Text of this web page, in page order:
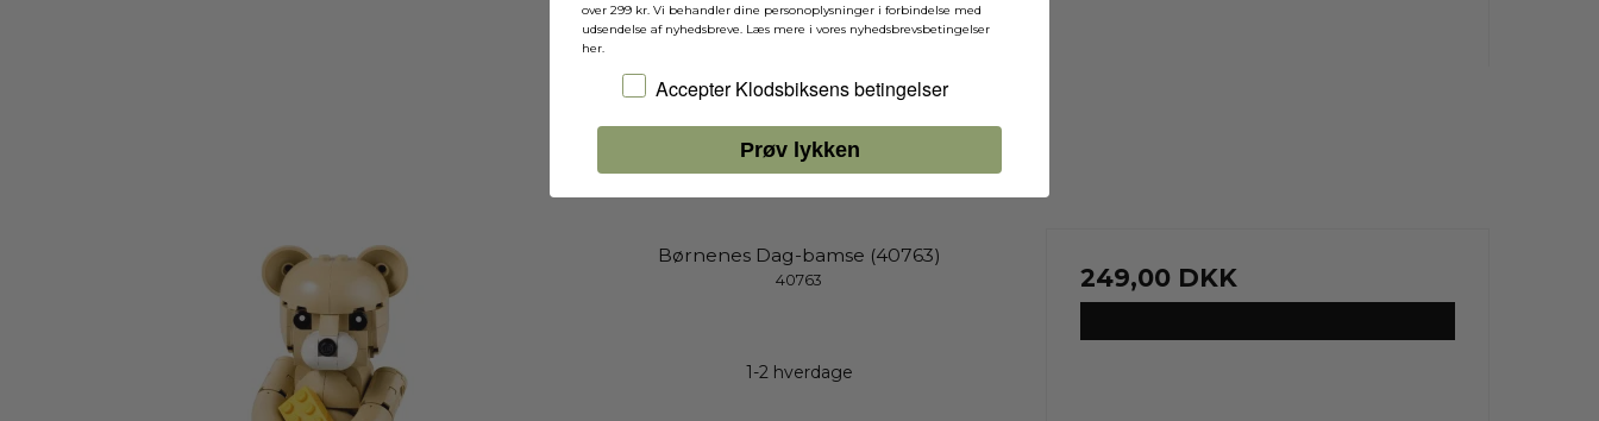
Børnenes Dag-bamse (40763)
40763
1-2 hverdage
249,00 DKK
over 299 kr. Vi behandler dine personoplysninger i forbindelse med
udsendelse af nyhedsbreve. Læs mere i vores nyhedsbrevsbetingelser
her.
Jeg accepterer Klodsbiksens betingelser
Accepter Klodsbiksens betingelser
Prøv lykken